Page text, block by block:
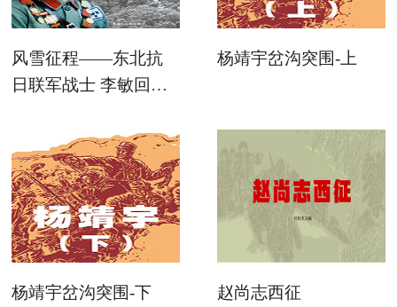
风雪征程——东北抗
日联军战士 李敏回忆
杨靖宇岔沟突围-上
杨靖宇岔沟突围-下 赵尚志西征